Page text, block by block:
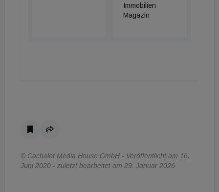
Immobilien
Magazin
© Cachalot Media House GmbH - Veröffentlicht am 16.
Juni 2020 - zuletzt bearbeitet am 29. Januar 2026